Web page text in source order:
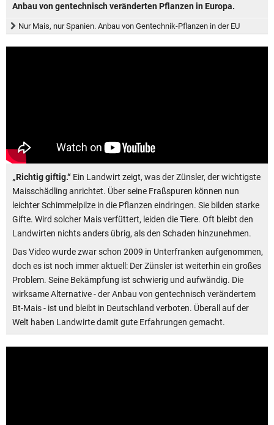
Anbau von gentechnisch veränderten Pflanzen in Europa.
Nur Mais, nur Spanien. Anbau von Gentechnik-Pflanzen in der EU
„Richtig giftig.“ Ein Landwirt zeigt, was der Zünsler, der wichtigste
Maisschädling anrichtet. Über seine Fraßspuren können nun
leichter Schimmelpilze in die Pflanzen eindringen. Sie bilden starke
Gifte. Wird solcher Mais verfüttert, leiden die Tiere. Oft bleibt den
Landwirten nichts anders übrig, als den Schaden hinzunehmen.
Das Video wurde zwar schon 2009 in Unterfranken aufgenommen,
doch es ist noch immer aktuell: Der Zünsler ist weiterhin ein großes
Problem. Seine Bekämpfung ist schwierig und aufwändig. Die
wirksame Alternative - der Anbau von gentechnisch verändertem
Bt-Mais - ist und bleibt in Deutschland verboten. Überall auf der
Welt haben Landwirte damit gute Erfahrungen gemacht.